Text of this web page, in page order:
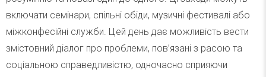
включати семінари, спільні обіди, музичні фестивалі або
міжконфесійні служби. Цей день дає можливість вести
змістовний діалог про проблеми, пов’язані з расою та
соціальною справедливістю, одночасно сприяючи